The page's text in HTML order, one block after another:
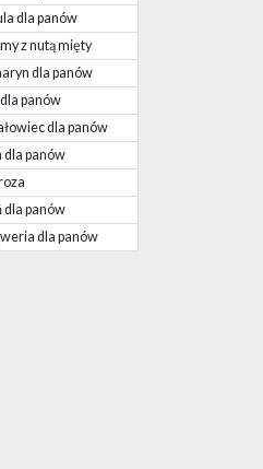
dla panów
z nutą mięty
dla panów
panów
dla panów
dla panów
dla panów
dla panów